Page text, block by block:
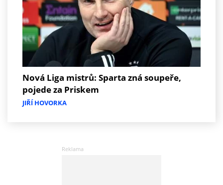
Nová Liga mistrů: Sparta zná soupeře,
pojede za Priskem
JIŘÍ HOVORKA